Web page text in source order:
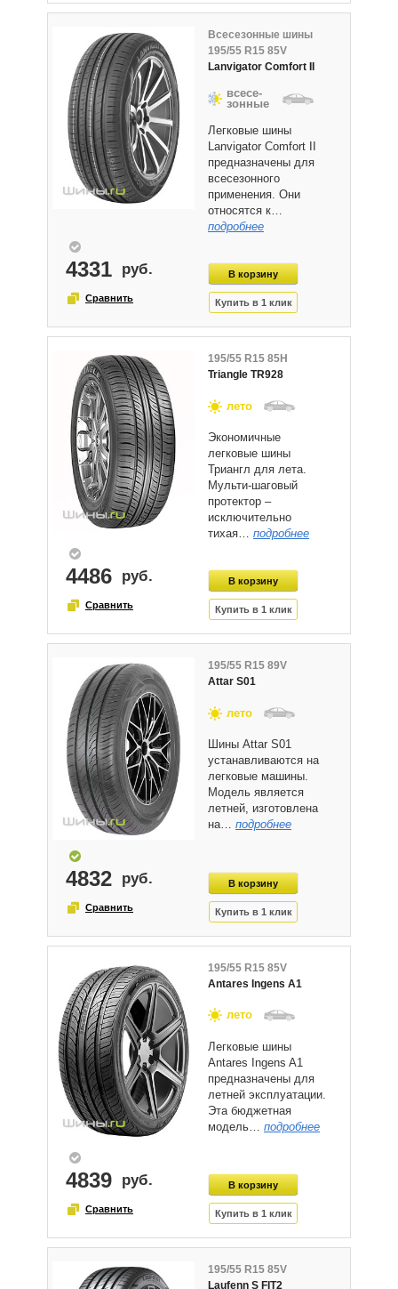
Всесезонные шины
195/55 R15 85V
Lanvigator Comfort II
всесе-
зонные
Легковые шины
Lanvigator Comfort II
предназначены для
всесезонного
применения. Они
относятся к…
подробнее
4331
195/55 R15 85H
Triangle TR928
лето
Экономичные
легковые шины
Триангл для лета.
Мульти-шаговый
протектор –
исключительно
тихая… подробнее
4486
195/55 R15 89V
Attar S01
лето
Шины Attar S01
устанавливаются на
легковые машины.
Модель является
летней, изготовлена
на… подробнее
4832
195/55 R15 85V
Antares Ingens A1
лето
Легковые шины
Antares Ingens A1
предназначены для
летней эксплуатации.
Эта бюджетная
модель… подробнее
4839
195/55 R15 85V
Laufenn S FIT2